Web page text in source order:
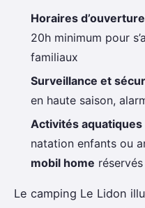
Horaires
20h minimum pour
familiaux
Surveillance et
en haute saison,
Activités aquatiques
natation enfants ou
mobil home réservés
Le camping Le Lidon